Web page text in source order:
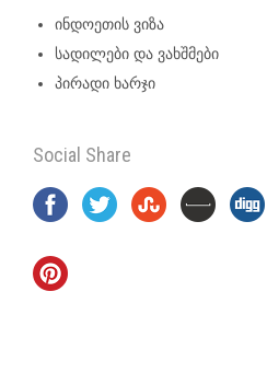
ინდოეთის ვიზა
სადილები და ვახშმები
პირადი ხარჯი
Social Share